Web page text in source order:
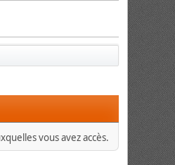
vous avez accès.